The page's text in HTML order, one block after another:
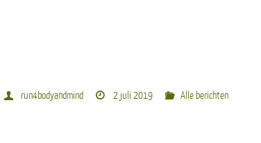
run4bodyandmind 2 juli 2019 Alle berichten